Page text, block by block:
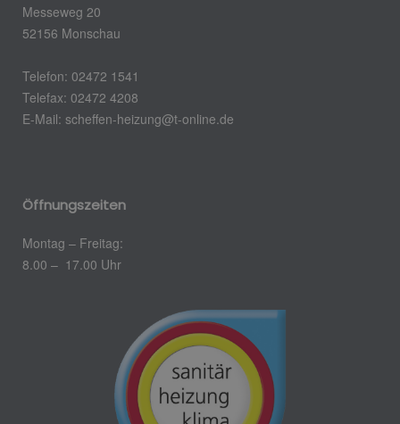
Messeweg 20
52156 Monschau
Telefon: 02472 1541
Telefax: 02472 4208
E-Mail: scheffen-heizung@t-online.de
Öffnungszeiten
Montag – Freitag:
8.00 – 17.00 Uhr